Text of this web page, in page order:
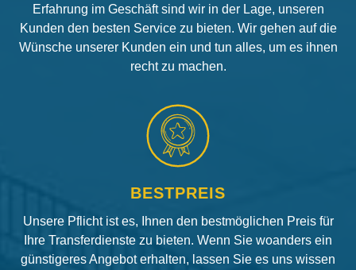
Erfahrung im Geschäft sind wir in der Lage, unseren
Kunden den besten Service zu bieten. Wir gehen auf die
Wünsche unserer Kunden ein und tun alles, um es ihnen
recht zu machen.
BESTPREIS
Unsere Pflicht ist es, Ihnen den bestmöglichen Preis für
Ihre Transferdienste zu bieten. Wenn Sie woanders ein
günstigeres Angebot erhalten, lassen Sie es uns wissen